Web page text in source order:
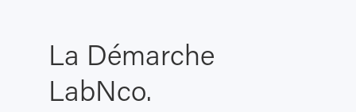
La Démarche
LabNco.